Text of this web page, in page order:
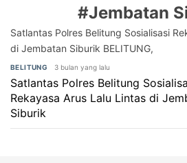
#Jembatan
Satlantas Polres Belitung Sosialisasi
di Jembatan Siburik BELITUNG,
BELITUNG 3 bulan yang lalu
Satlantas Polres Belitung
Rekayasa Arus Lalu Lintas di
Siburik